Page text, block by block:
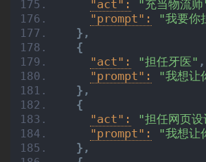
"act":
"充当物流
"prompt":
"我要你
} ,
{
"act":
"担任牙医" ,
"prompt":
"我想让
} ,
{
"act":
"担任网页
"prompt":
"我想让
} ,